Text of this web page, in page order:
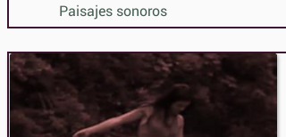
Paisajes sonoros